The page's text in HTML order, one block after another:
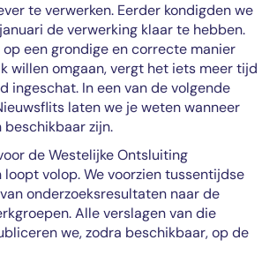
te verwerken. Eerder kondigden we
de verwerking klaar te hebben.
een grondige en correcte manier
willen omgaan, vergt het iets meer tijd
ingeschat. In een van de volgende
laten we je weten wanneer
zijn.
de Westelijke Ontsluiting
loopt volop. We voorzien tussentijdse
onderzoeksresultaten naar de
Alle verslagen van die
we, zodra beschikbaar, op de